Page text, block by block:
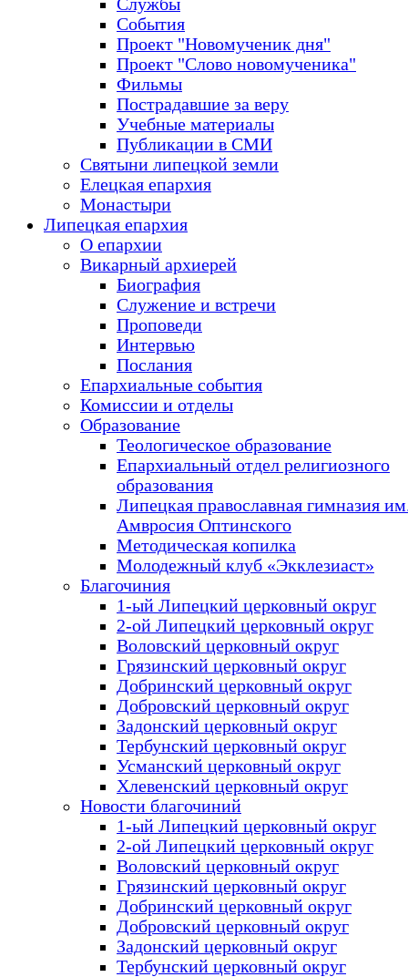
Службы
События
Проект "Новомученик дня"
Проект "Слово новомученика"
Фильмы
Пострадавшие за веру
Учебные материалы
Публикации в СМИ
Святыни липецкой земли
Елецкая епархия
Монастыри
Липецкая епархия
О епархии
Викарный архиерей
Биография
Служение и встречи
Проповеди
Интервью
Послания
Епархиальные события
Комиссии и отделы
Образование
Теологическое образование
Епархиальный отдел религиозного
образования
Липецкая православная гимназия
Амвросия Оптинского
Методическая копилка
Молодежный клуб «Экклезиаст»
Благочиния
1-ый Липецкий церковный округ
2-ой Липецкий церковный округ
Воловский церковный округ
Грязинский церковный округ
Добринский церковный округ
Добровский церковный округ
Задонский церковный округ
Тербунский церковный округ
Усманский церковный округ
Хлевенский церковный округ
Новости благочиний
1-ый Липецкий церковный округ
2-ой Липецкий церковный округ
Воловский церковный округ
Грязинский церковный округ
Добринский церковный округ
Добровский церковный округ
Задонский церковный округ
Тербунский церковный округ